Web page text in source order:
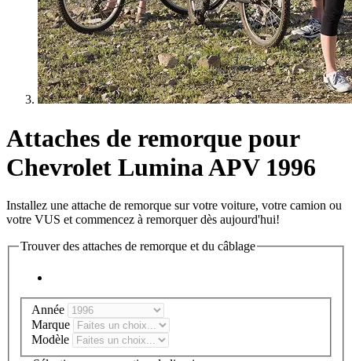
Attaches de remorque pour
Chevrolet Lumina APV 1996
Installez une attache de remorque sur votre voiture, votre camion ou
votre VUS et commencez à remorquer dès aujourd'hui!
Trouver des attaches de remorque et du câblage
Année
Marque
Modèle